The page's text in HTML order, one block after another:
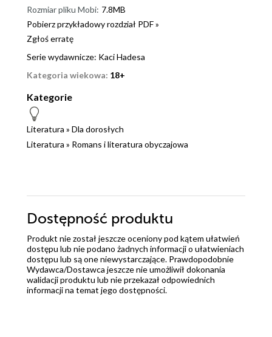
Rozmiar pliku Mobi: 7.8MB
Pobierz przykładowy rozdział PDF »
Zgłoś erratę
Serie wydawnicze: Kaci Hadesa
Kategoria wiekowa: 18+
Kategorie
Literatura » Dla dorosłych
Literatura » Romans i literatura obyczajowa
Dostępność produktu
Produkt nie został jeszcze oceniony pod kątem ułatwień
dostępu lub nie podano żadnych informacji o ułatwieniach
dostępu lub są one niewystarczające. Prawdopodobnie
Wydawca/Dostawca jeszcze nie umożliwił dokonania
walidacji produktu lub nie przekazał odpowiednich
informacji na temat jego dostępności.